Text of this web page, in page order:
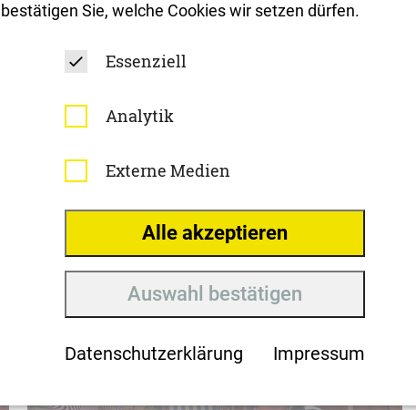
bestätigen Sie, welche Cookies wir setzen dürfen.
Essenziell
Analytik
Externe Medien
Alle akzeptieren
Auswahl bestätigen
Datenschutzerklärung Impressum